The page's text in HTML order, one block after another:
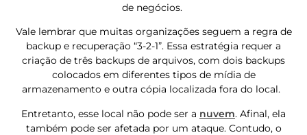
de negócios.
Vale lembrar que muitas organizações seguem a regra de
backup e recuperação “3-2-1”. Essa estratégia requer a
criação de três backups de arquivos, com dois backups
colocados em diferentes tipos de mídia de
armazenamento e outra cópia localizada fora do local.
Entretanto, esse local não pode ser a nuvem. Afinal, ela
também pode ser afetada por um ataque. Contudo, o